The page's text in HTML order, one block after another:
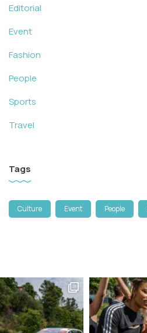
Editorial
Event
Fashion
People
Sports
Travel
Tags
Culture Event People